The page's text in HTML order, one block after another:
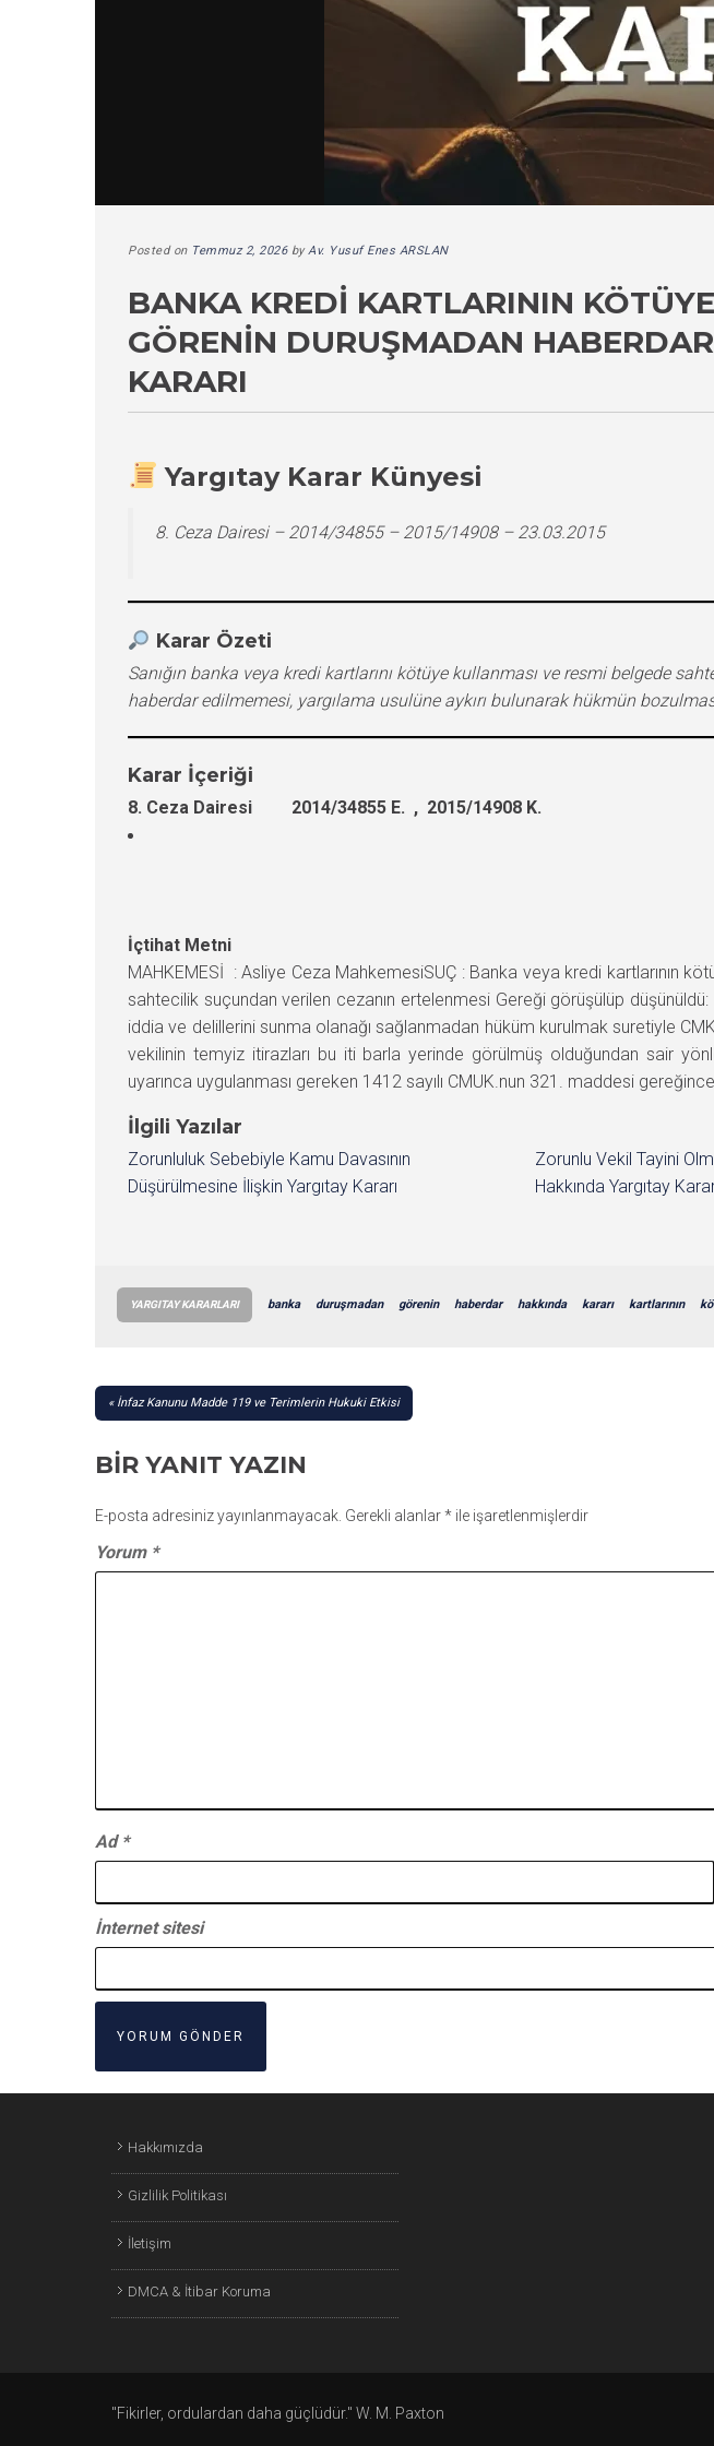
Posted on Temmuz 2, 2026byAv. Yusuf Enes ARSLAN
BANKA KREDI KARTLARININ
GÖRENIN DURUŞMADAN
KARARI
Yargıtay Karar Künyesi
8. Ceza Dairesi – 2014/34855 – 2015/14908 – 23.03.2015
Karar Özeti
Sanığın banka veya kredi kartlarını kötüye kullanması ve resmi belgede
haberdar edilmemesi, yargılama usulüne aykırı bulunarak hükmün
Karar İçeriği
8. Ceza Dairesi 2014/34855 E. , 2015/14908 K.
İçtihat Metni
MAHKEMESİ : Asliye Ceza MahkemesiSUÇ : Banka veya kredi kartlarının
sahtecilik suçundan verilen cezanın ertelenmesi Gereği görüşülüp
iddia ve delillerini sunma olanağı sağlanmadan hüküm kurulmak suretiyle
vekilinin temyiz itirazları bu iti barla yerinde görülmüş olduğundan sair
uyarınca uygulanması gereken 1412 sayılı CMUK.nun 321. maddesi
İlgili Yazılar
Zorunluluk Sebebiyle Kamu Davasının
Düşürülmesine İlişkin Yargıtay Kararı
Zorunlu Vekil Tayini
Hakkında Yargıtay
YARGITAY KARARLARI banka duruşmadan görenin haberdar hakkında kararı kartlarının
YAZI
İnfaz Kanunu Madde 119 ve Terimlerin Hukuki Etkisi
BIR YANIT YAZIN
E-posta adresiniz yayınlanmayacak. Gerekli alanlar* ile işaretlenmişlerdir
Yorum *
Ad *
İnternet sitesi
Hakkımızda
Gizlilik Politikası
İletişim
DMCA & İtibar Koruma
"Fikirler, ordulardan daha güçlüdür." W. M. Paxton